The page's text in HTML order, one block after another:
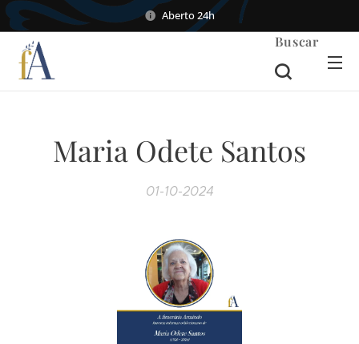
Aberto 24h
Buscar
Maria Odete Santos
01-10-2024